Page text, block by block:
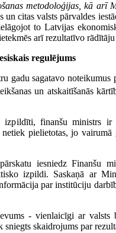
metodoloģijas, kā arī
citas valsts pārvaldes
to Latvijas
arī rezultatīvo
regulējums
gadu sagatavo
un atskaitīšanās
finanšu ministrs ir
pielietotas, jo
iesniedz Finanšu
izpildi. Saskaņā ar
par institūciju
- vienlaicīgi ar
skaidrojums par